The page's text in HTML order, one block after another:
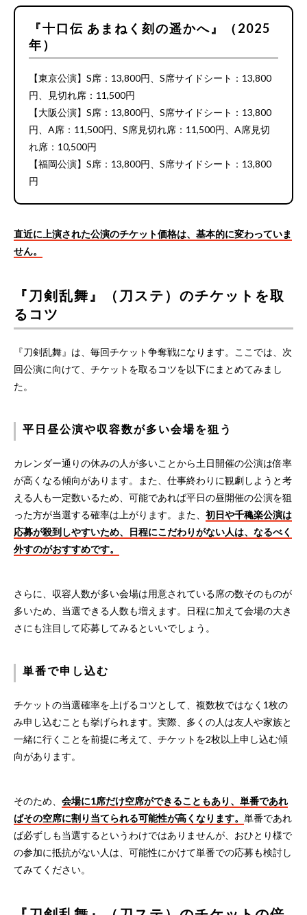
『十口伝 あまねく刻の遥かへ』（2025
年）
【東京公演】S席：13,800円、S席サイドシート：13,800
円、見切れ席：11,500円
【大阪公演】S席：13,800円、S席サイドシート：13,800
円、A席：11,500円、S席見切れ席：11,500円、A席見切
れ席：10,500円
【福岡公演】S席：13,800円、S席サイドシート：13,800
円
直近に上演された公演のチケット価格は、基本的に変わっていま
せん。
『刀剣乱舞』（刀ステ）のチケットを取
るコツ
『刀剣乱舞』は、毎回チケット争奪戦になります。ここでは、次
回公演に向けて、チケットを取るコツを以下にまとめてみまし
た。
平日昼公演や収容数が多い会場を狙う
カレンダー通りの休みの人が多いことから土日開催の公演は倍率
が高くなる傾向があります。また、仕事終わりに観劇しようと考
える人も一定数いるため、可能であれば平日の昼開催の公演を狙
った方が当選する確率は上がります。また、 初日や千穐楽公演は
応募が殺到しやすいため、日程にこだわりがない人は、なるべく
外すのがおすすめです。
さらに、収容人数が多い会場は用意されている席の数そのものが
多いため、当選できる人数も増えます。日程に加えて会場の大き
さにも注目して応募してみるといいでしょう。
単番で申し込む
チケットの当選確率を上げるコツとして、複数枚ではなく1枚の
み申し込むことも挙げられます。実際、多くの人は友人や家族と
一緒に行くことを前提に考えて、チケットを2枚以上申し込む傾
向があります。
そのため、 会場に1席だけ空席ができることもあり、単番であれ
ばその空席に割り当てられる可能性が高くなります。 単番であれ
ば必ずしも当選するというわけではありませんが、おひとり様で
の参加に抵抗がない人は、可能性にかけて単番での応募も検討し
てみてください。